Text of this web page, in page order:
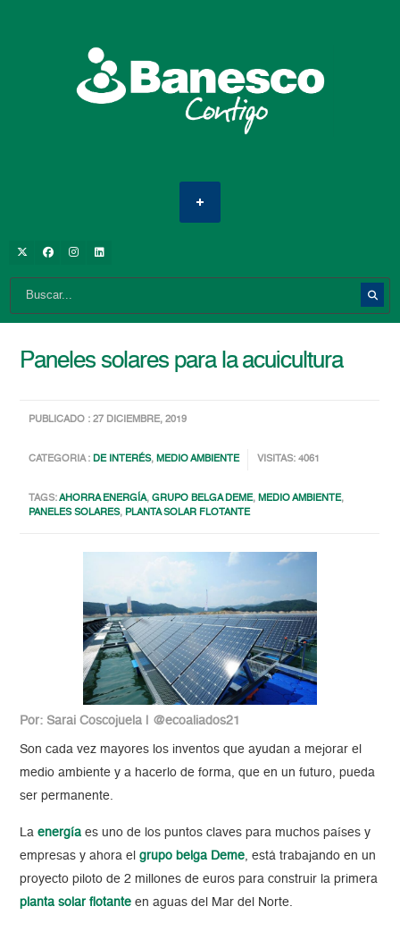
Paneles solares para la acuicultura
PUBLICADO : 27 DICIEMBRE, 2019
CATEGORIA :DE INTERÉS,MEDIO AMBIENTE VISITAS: 4061
TAGS:AHORRA ENERGÍA,GRUPO BELGA DEME,MEDIO AMBIENTE,
PANELES SOLARES, PLANTA SOLAR FLOTANTE
Por: Sarai Coscojuela | @ecoaliados21
Son cada vez mayores los inventos que ayudan a mejorar el
medio ambiente y a hacerlo de forma, que en un futuro, pueda
ser permanente.
Laenergía es uno de los puntos claves para muchos países y
empresas y ahora elgrupo belga Deme, está trabajando en un
proyecto piloto de 2 millones de euros para construir la primera
planta solar flotante en aguas del Mar del Norte.